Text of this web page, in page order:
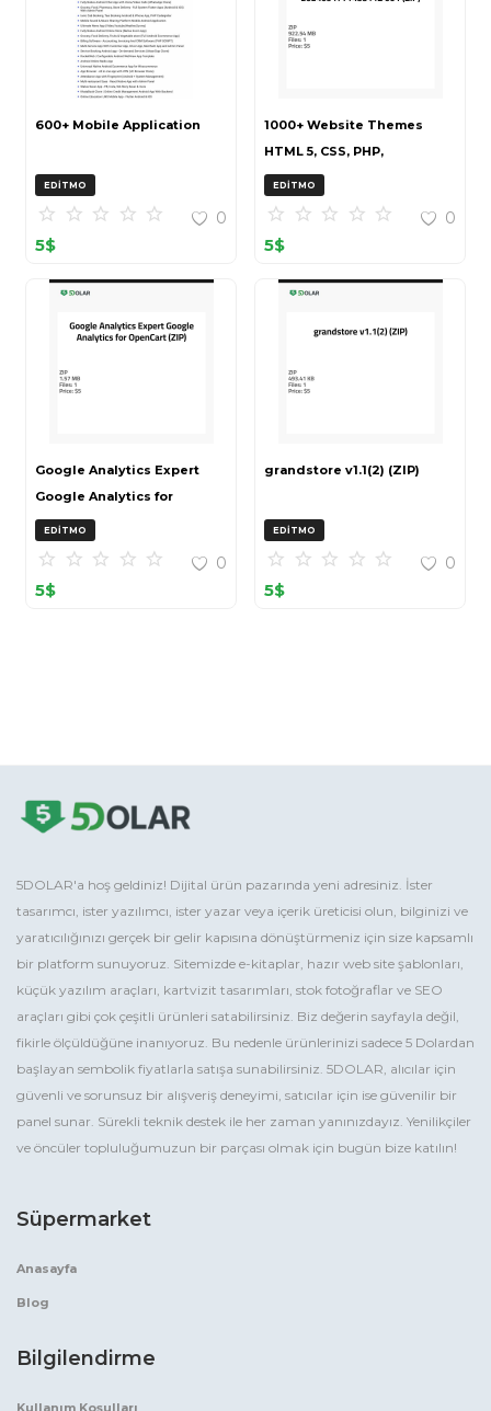
600+ Mobile Application
EDITMO
0
5$
1000+ Website Themes
HTML 5, CSS, PHP,
WordPress Bundle
20240917T145511Z 001 (ZIP)
EDITMO
0
5$
Google Analytics Expert
Google Analytics for
OpenCart (ZIP)
EDITMO
0
5$
grandstore v1.1(2) (ZIP)
EDITMO
0
5$
5DOLAR'a hoş geldiniz! Dijital ürün pazarında yeni adresiniz. İster
tasarımcı, ister yazılımcı, ister yazar veya içerik üreticisi olun, bilginizi ve
yaratıcılığınızı gerçek bir gelir kapısına dönüştürmeniz için size kapsamlı
bir platform sunuyoruz. Sitemizde e-kitaplar, hazır web site şablonları,
küçük yazılım araçları, kartvizit tasarımları, stok fotoğraflar ve SEO
araçları gibi çok çeşitli ürünleri satabilirsiniz. Biz değerin sayfayla değil,
fikirle ölçüldüğüne inanıyoruz. Bu nedenle ürünlerinizi sadece 5 Dolardan
başlayan sembolik fiyatlarla satışa sunabilirsiniz. 5DOLAR, alıcılar için
güvenli ve sorunsuz bir alışveriş deneyimi, satıcılar için ise güvenilir bir
panel sunar. Sürekli teknik destek ile her zaman yanınızdayız. Yenilikçiler
ve öncüler topluluğumuzun bir parçası olmak için bugün bize katılın!
Süpermarket
Anasayfa
Blog
Bilgilendirme
Kullanım Koşulları